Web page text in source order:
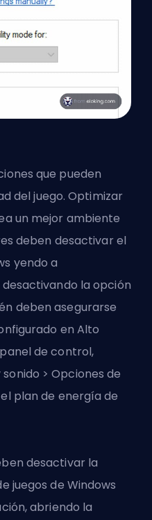
que pueden
del juego. Optimizar
un mejor ambiente
deben desactivar el
yendo a
la opción
deben asegurarse
en Alto
de control,
> Opciones de
plan de energía de
desactivar la
juegos de Windows
abriendo la